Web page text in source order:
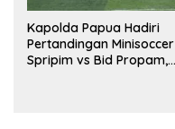
Kapolda Papua Hadiri
Pertandingan Minisoccer
Spripim vs Bid Propam,